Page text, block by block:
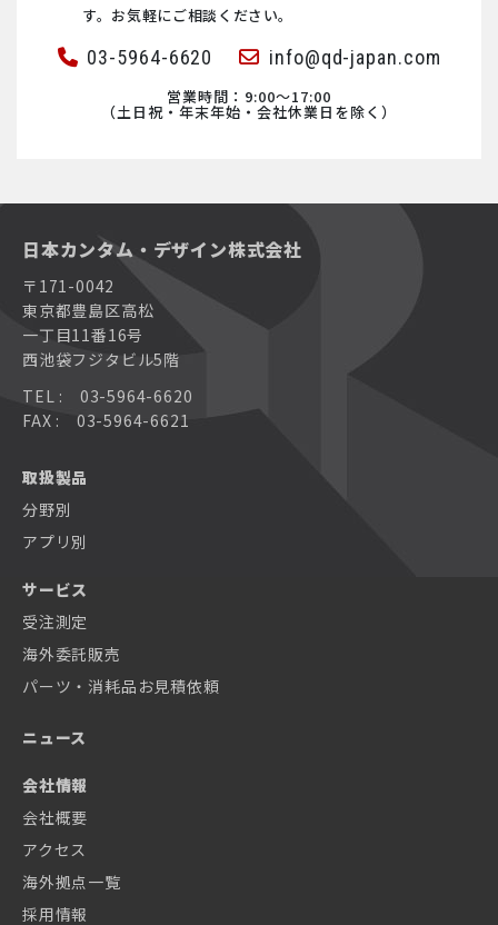
す。お気軽にご相談ください。
03-5964-6620 info@qd-japan.com
営業時間：9:00〜17:00
（土日祝・年末年始・会社休業日を除く）
取扱製品
分野別
アプリ別
サービス
受注測定
海外委託販売
パーツ・消耗品お見積依頼
ニュース
会社情報
会社概要
アクセス
海外拠点一覧
採用情報
日本カンタム・デザイン株式会社
〒171-0042
東京都豊島区高松
一丁目11番16号
西池袋フジタビル5階
TEL : 03-5964-6620
FAX : 03-5964-6621